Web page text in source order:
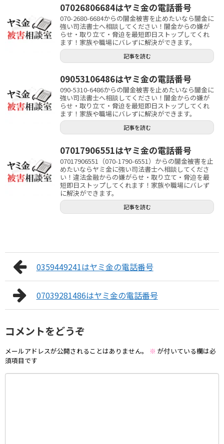
07026806684はヤミ金の電話番号
070-2680-6684からの闇金被害を止めたいなら闇金に
強い司法書士へ相談してください！闇金からの嫌が
らせ・取り立て・脅迫を最短即日ストップしてくれ
ます！家族や職場にバレずに解決ができます。
記事を読む
09053106486はヤミ金の電話番号
090-5310-6486からの闇金被害を止めたいなら闇金に
強い司法書士へ相談してください！闇金からの嫌が
らせ・取り立て・脅迫を最短即日ストップしてくれ
ます！家族や職場にバレずに解決ができます。
記事を読む
07017906551はヤミ金の電話番号
07017906551（070-1790-6551）からの闇金被害を止
めたいならヤミ金に強い司法書士へ相談してくださ
い！違法金融からの嫌がらせ・取り立て・脅迫を最
短即日ストップしてくれます！家族や職場にバレず
に解決ができます。
記事を読む
0359449241はヤミ金の電話番号
07039281486はヤミ金の電話番号
コメントをどうぞ
メールアドレスが公開されることはありません。 ※ が付いている欄は必
須項目です